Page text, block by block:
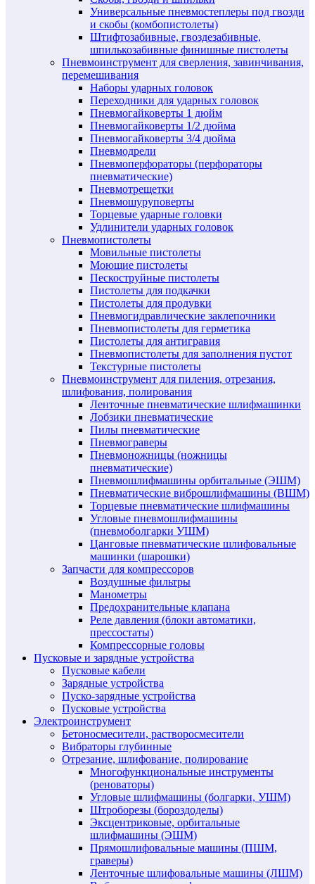
Универсальные пневмостеплеры под гвозди
и скобы (комбопистолеты)
Штифтозабивные, гвоздезабивные,
шпилькозабивные финишные пистолеты
Пневмоинструмент для сверления, завинчивания,
перемешивания
Наборы ударных головок
Переходники для ударных головок
Пневмогайковерты 1 дюйм
Пневмогайковерты 1/2 дюйма
Пневмогайковерты 3/4 дюйма
Пневмодрели
Пневмоперфораторы (перфораторы
пневматические)
Пневмотрещетки
Пневмошуруповерты
Торцевые ударные головки
Удлинители ударных головок
Пневмопистолеты
Мовильные пистолеты
Моющие пистолеты
Пескоструйные пистолеты
Пистолеты для подкачки
Пистолеты для продувки
Пневмогидравлические заклепочники
Пневмопистолеты для герметика
Пистолеты для антигравия
Пневмопистолеты для заполнения пустот
Текстурные пистолеты
Пневмоинструмент для пиления, отрезания,
шлифования, полирования
Ленточные пневматические шлифмашинки
Лобзики пневматические
Пилы пневматические
Пневмограверы
Пневмоножницы (ножницы
пневматические)
Пневмошлифмашины орбитальные (ЭШМ)
Пневматические виброшлифмашины (ВШМ)
Торцевые пневматические шлифмашины
Угловые пневмошлифмашины
(пневмоболгарки УШМ)
Цанговые пневматические шлифовальные
машинки (шарошки)
Запчасти для компрессоров
Воздушные фильтры
Манометры
Предохранительные клапана
Реле давления (блоки автоматики,
прессостаты)
Компрессорные головы
Пусковые и зарядные устройства
Пусковые кабели
Зарядные устройства
Пуско-зарядные устройства
Пусковые устройства
Электроинструмент
Бетоносмесители, растворосмесители
Вибраторы глубинные
Отрезание, шлифование, полирование
Многофункциональные инструменты
(реноваторы)
Угловые шлифмашины (болгарки, УШМ)
Штроборезы (бороздоделы)
Эксцентриковые, орбитальные
шлифмашины (ЭШМ)
Прямошлифовальные машины (ПШМ,
граверы)
Ленточные шлифовальные машины (ЛШМ)